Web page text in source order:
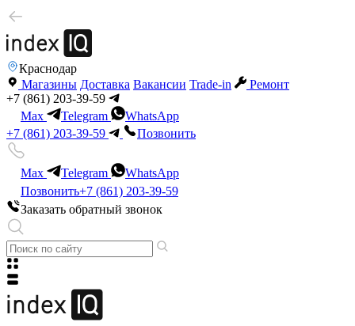
Краснодар
Магазины Доставка Вакансии Trade-in
Ремонт
+7 (861) 203-39-59
Max
Telegram
WhatsApp
+7 (861) 203-39-59
Позвонить
Max Telegram
WhatsApp
Позвонить+7 (861) 203-39-59
Заказать обратный звонок